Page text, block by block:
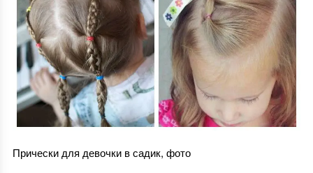
Прически для девочки в садик, фото